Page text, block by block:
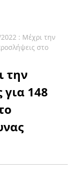
: Μέχρι την
στο
την
για 148